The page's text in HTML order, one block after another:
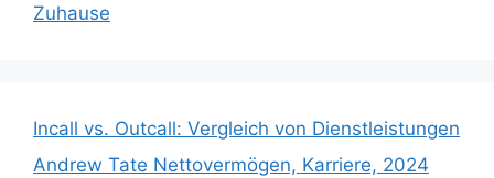
Zuhause
Incall vs. Outcall: Vergleich von Dienstleistungen
Andrew Tate Nettovermögen, Karriere, 2024